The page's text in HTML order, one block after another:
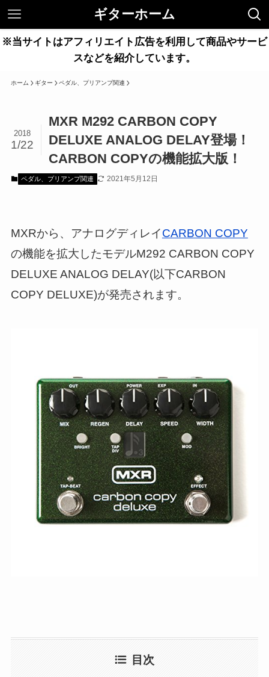
ギターホーム
※当サイトはアフィリエイト広告を利用して商品やサービ
スなどを紹介しています。
ホーム ギター ペダル、プリアンプ関連
MXR M292 CARBON COPY
DELUXE ANALOG DELAY登場！
CARBON COPYの機能拡大版！
2018
1/22
ペダル、プリアンプ関連 2021年5月12日
MXRから、アナログディレイCARBON COPY
の機能を拡大したモデルM292 CARBON COPY
DELUXE ANALOG DELAY(以下CARBON
COPY DELUXE)が発売されます。
目次